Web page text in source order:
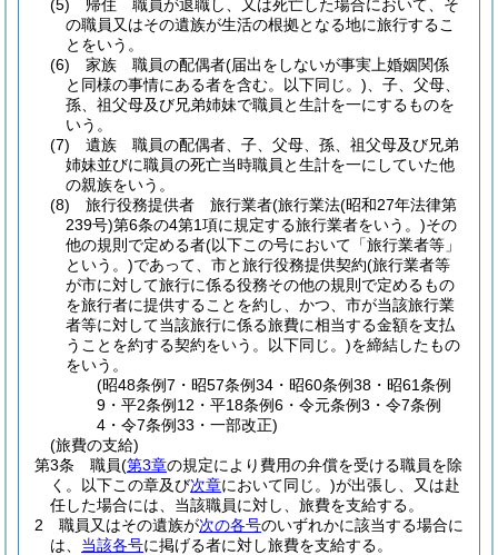
(5)
帰住 職員が退職し、又は死亡した場合において、そ
の職員又はその遺族が生活の根拠となる地に旅行するこ
とをいう。
(6)
家族 職員の配偶者(届出をしないが事実上婚姻関係
と同様の事情にある者を含む。以下同じ。) 、子、父母、
孫、祖父母及び兄弟姉妹で職員と生計を一にするものを
いう。
(7)
遺族 職員の配偶者、子、父母、孫、祖父母及び兄弟
姉妹並びに職員の死亡当時職員と生計を一にしていた他
の親族をいう。
(8)
旅行役務提供者 旅行業者(旅行業法(昭和27年法律第
239号)第6条の4第1項に規定する旅行業者をいう。)その
他の規則で定める者(以下この号において「旅行業者等」
という。)であって、市と旅行役務提供契約(旅行業者等
が市に対して旅行に係る役務その他の規則で定めるもの
を旅行者に提供することを約し、かつ、市が当該旅行業
者等に対して当該旅行に係る旅費に相当する金額を支払
うことを約する契約をいう。以下同じ。)を締結したもの
をいう。
(昭48条例7・昭57条例34・昭60条例38・昭61条例
9・平2条例12・平18条例6・令元条例3・令7条例
4・令7条例33・一部改正)
(旅費の支給)
第3条
職員(第3章の規定により費用の弁償を受ける職員を除
く。以下この章及び次章において同じ。)が出張し、又は赴
任した場合には、当該職員に対し、旅費を支給する。
2
職員又はその遺族が次の各号のいずれかに該当する場合に
は、 当該各号に掲げる者に対し旅費を支給する。